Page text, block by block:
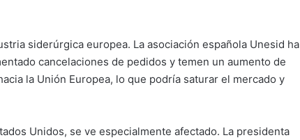
siderúrgica europea. La asociación española Unesid ha
cancelaciones de pedidos y temen un aumento de
la Unión Europea, lo que podría saturar el mercado y
Unidos, se ve especialmente afectado. La presidenta